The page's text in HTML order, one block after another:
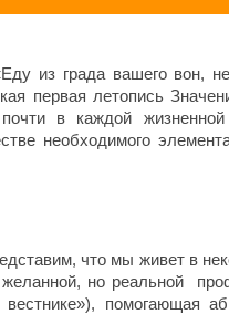
града вашего вон, не
первая летопись
в каждой
необходимого
что мы живет в
желанной, но реальной
помогающая